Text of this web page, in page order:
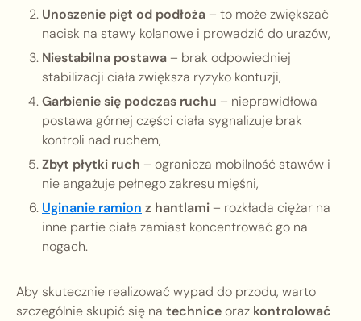
Unoszenie pięt od podłoża– to może zwiększać
nacisk na stawy kolanowe i prowadzić do urazów,
Niestabilna postawa– brak odpowiedniej
stabilizacji ciała zwiększa ryzyko kontuzji,
Garbienie się podczas ruchu – nieprawidłowa
postawa górnej części ciała sygnalizuje brak
kontroli nad ruchem,
Zbyt płytki ruch – ogranicza mobilność stawów i
nie angażuje pełnego zakresu mięśni,
Uginanie ramion z hantlami– rozkłada ciężar na
inne partie ciała zamiast koncentrować go na
nogach.
Aby skutecznie realizować wypad do przodu, warto
szczególnie skupić się na techniceoraz kontrolować